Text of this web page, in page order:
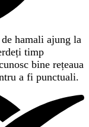
hamali ajung la
timp
bine rețeaua
a fi punctuali.